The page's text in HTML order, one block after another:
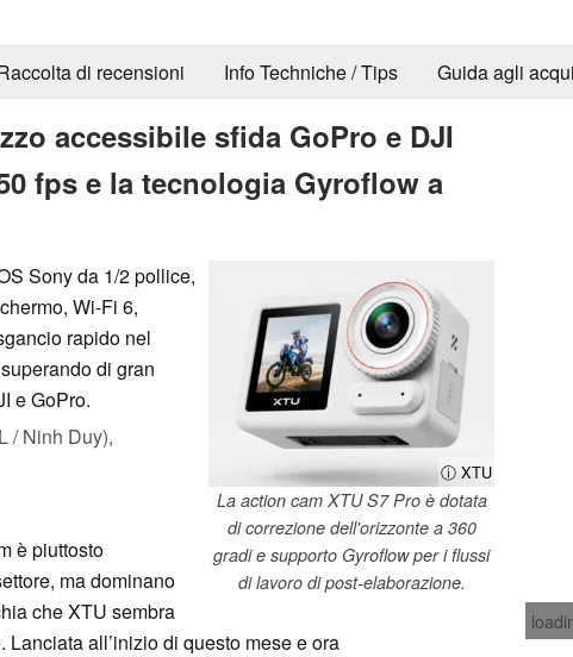
di recensioni Info Techniche / Tips Guida agli
accessibile sfida GoPro e DJI
fps e la tecnologia Gyroflow a
ⓘ XTU
La action cam XTU S7 Pro è dotata
di correzione dell'orizzonte a 360
gradi e supporto Gyroflow per i flussi
di lavoro di post-elaborazione.
Sony da 1/2 pollice,
Wi-Fi 6,
rapido nel
di gran
e GoPro.
/ Ninh Duy),
è piuttosto
ma dominano
che XTU sembra
all’inizio di questo mese e ora